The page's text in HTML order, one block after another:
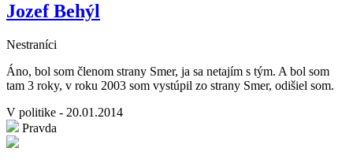
Jozef Behýl
Nestraníci
Áno, bol som členom strany Smer, ja sa netajím s tým. A bol som
tam 3 roky, v roku 2003 som vystúpil zo strany Smer, odišiel som.
V politike - 20.01.2014
Pravda